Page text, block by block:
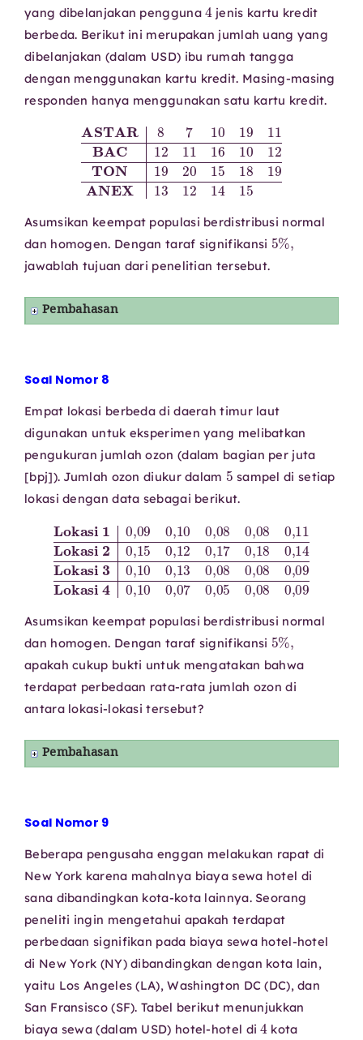
yang dibelanjakan pengguna jenis kartu kredit
berbeda. Berikut ini merupakan jumlah uang yang
dibelanjakan (dalam USD) ibu rumah tangga
dengan menggunakan kartu kredit. Masing-masing
responden hanya menggunakan satu kartu kredit.
7 1019 11 BAC 11 1610 12TON19
18 19 ANEX 13 1214 15
Asumsikan keempat populasi berdistribusi normal
dan homogen. Dengan taraf signifikansi
5%
jawablah tujuan dari penelitian tersebut.
Pembahasan
Soal Nomor 8
Empat lokasi berbeda di daerah timur laut
digunakan untuk eksperimen yang melibatkan
pengukuran jumlah ozon (dalam bagian per juta
[bpj]). Jumlah ozon diukur dalam
5
sampel di setiap
lokasi dengan data sebagai berikut.
Lokasi 1 0 090 10 0,08 0 ,08 ,11
Lokasi 20 15 0, 120 17 0, 180 ,14
Lokasi 30, 10 0,130 08 0,080 ,09
Lokasi 4 0 100, 070,05 0, 08 ,09
Asumsikan keempat populasi berdistribusi normal
dan homogen. Dengan taraf signifikansi
5%
apakah cukup bukti untuk mengatakan bahwa
terdapat perbedaan rata-rata jumlah ozon di
antara lokasi-lokasi tersebut?
Pembahasan
Soal Nomor 9
Beberapa pengusaha enggan melakukan rapat di
New York karena mahalnya biaya sewa hotel di
sana dibandingkan kota-kota lainnya. Seorang
peneliti ingin mengetahui apakah terdapat
perbedaan signifikan pada biaya sewa hotel-hotel
di New York (NY) dibandingkan dengan kota lain,
yaitu Los Angeles (LA), Washington DC (DC), dan
San Fransisco (SF). Tabel berikut menunjukkan
biaya sewa (dalam USD) hotel-hotel di
4
kota